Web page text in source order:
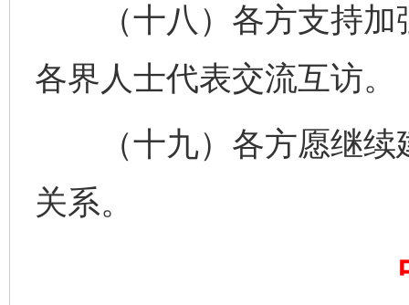
（十八）各方支持加
各界人士代表交流互访。
（十九）各方愿继续
关系。
完善运行机制助力责任有效落实